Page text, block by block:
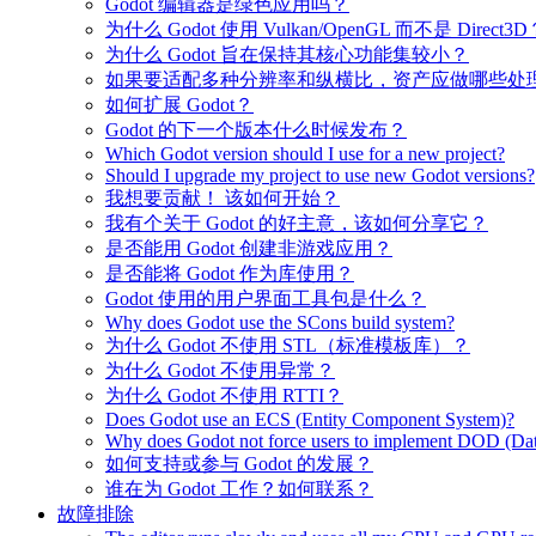
Godot 编辑器是绿色应用吗？
为什么 Godot 使用 Vulkan/OpenGL 而不是 Direct3D
为什么 Godot 旨在保持其核心功能集较小？
如果要适配多种分辨率和纵横比，资产应做哪些处
如何扩展 Godot？
Godot 的下一个版本什么时候发布？
Which Godot version should I use for a new project?
Should I upgrade my project to use new Godot versions?
我想要贡献！ 该如何开始？
我有个关于 Godot 的好主意，该如何分享它？
是否能用 Godot 创建非游戏应用？
是否能将 Godot 作为库使用？
Godot 使用的用户界面工具包是什么？
Why does Godot use the SCons build system?
为什么 Godot 不使用 STL（标准模板库）？
为什么 Godot 不使用异常？
为什么 Godot 不使用 RTTI？
Does Godot use an ECS (Entity Component System)?
Why does Godot not force users to implement DOD
如何支持或参与 Godot 的发展？
谁在为 Godot 工作？如何联系？
故障排除